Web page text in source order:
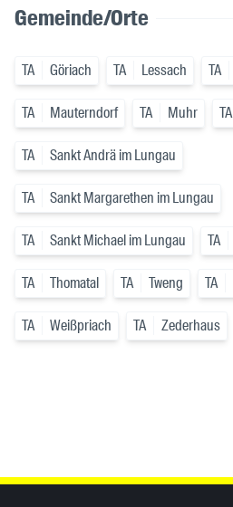
Gemeinde/Orte
TA Göriach TA Lessach TA
TA Mauterndorf TA Muhr TA
TA Sankt Andrä im Lungau
TA Sankt Margarethen im Lungau
TA Sankt Michael im Lungau TA
TA Thomatal TA Tweng TA
TA Weißpriach TA Zederhaus